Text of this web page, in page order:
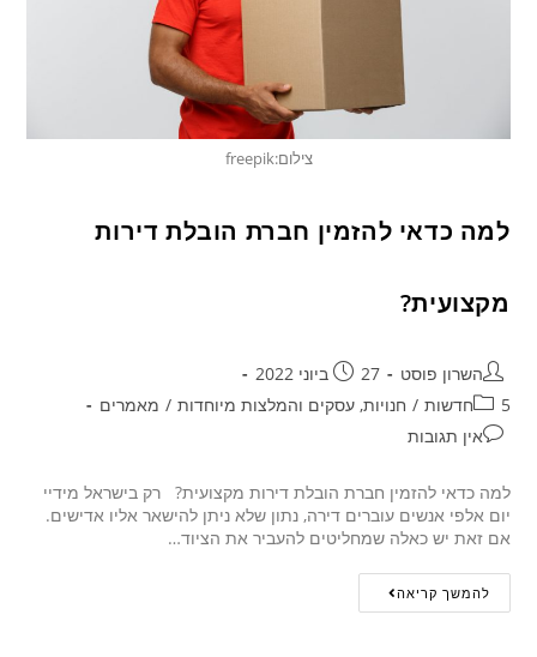
צילום:freepik
למה כדאי להזמין חברת הובלת דירות
מקצועית?
השרון פוסט
27 ביוני 2022
5חדשות
/ חנויות, עסקים והמלצות מיוחדות / מאמרים
אין תגובות
למה כדאי להזמין חברת הובלת דירות מקצועית? רק בישראל מידיי
יום אלפי אנשים עוברים דירה, נתון שלא ניתן להישאר אליו אדישים.
אם זאת יש כאלה שמחליטים להעביר את הציוד…
להמשך קריאה